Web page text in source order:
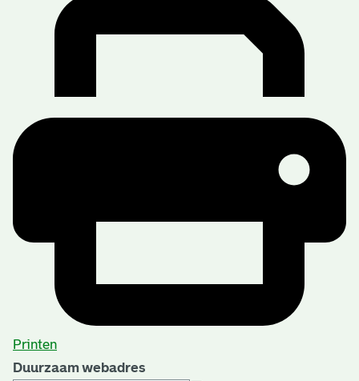
Printen
Duurzaam webadres